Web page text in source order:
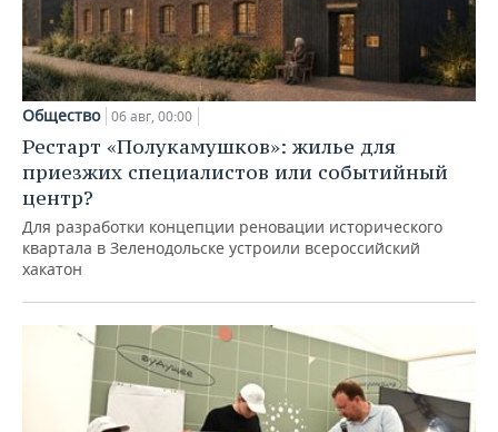
Общество 06 авг, 00:00
Рестарт «Полукамушков»: жилье для
приезжих специалистов или событийный
центр?
Для разработки концепции реновации исторического
квартала в Зеленодольске устроили всероссийский
хакатон